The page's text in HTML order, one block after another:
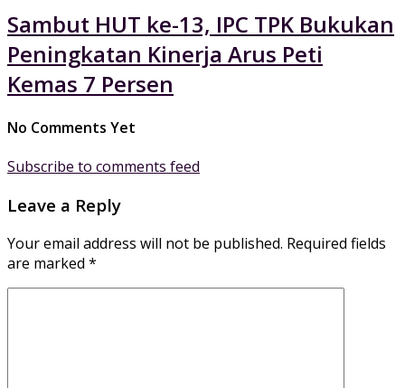
Sambut HUT ke-13, IPC TPK Bukukan
Peningkatan Kinerja Arus Peti
Kemas 7 Persen
No Comments Yet
Subscribe to comments feed
Leave a Reply
Your email address will not be published. Required fields
are marked *